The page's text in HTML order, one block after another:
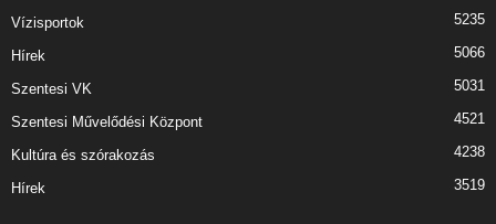
Vízisportok 5235
Hírek 5066
Szentesi VK 5031
Szentesi Művelődési Központ 4521
Kultúra és szórakozás 4238
Hírek 3519